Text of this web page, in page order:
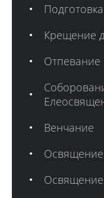
Крещение
Отпевание
Венчание